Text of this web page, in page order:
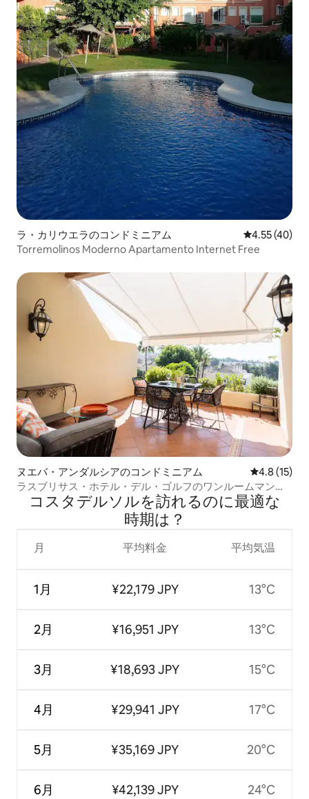
ラ・カリウエラのコンドミニアム レビュー40
4.55 (40)
Torremolinos Moderno Apartamento Internet Free
ヌエバ・アンダルシアのコンドミニアム レビュー15
4.8 (15)
ラスブリサス・ホテル・デル・ゴルフのワンルームマンシ
ョンコスタデルソルを訪⁠れ⁠るの⁠に最⁠適⁠な
時⁠期⁠は⁠？
月
1月
2月
3月
4月
5月
6月
平均料金
¥22,179 JPY
¥16,951 JPY
¥18,693 JPY
¥29,941 JPY
¥35,169 JPY
¥42,139 JPY
平均気温
13°C
13°C
15°C
17°C
20°C
24°C